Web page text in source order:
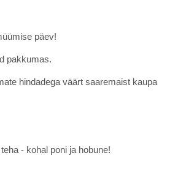
päev!
pakkumas.
hindadega väärt saaremaist kaupa
- kohal poni ja hobune!